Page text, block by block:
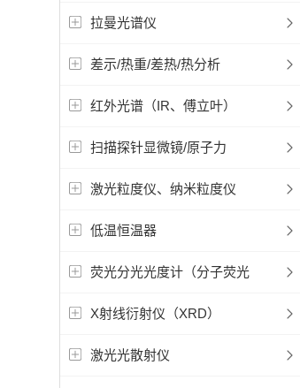
拉曼光谱仪
差示/热重/差热/热分析
红外光谱（IR、傅立叶）
扫描探针显微镜/原子力
激光粒度仪、纳米粒度仪
低温恒温器
荧光分光光度计（分子荧光
X射线衍射仪（XRD）
激光光散射仪